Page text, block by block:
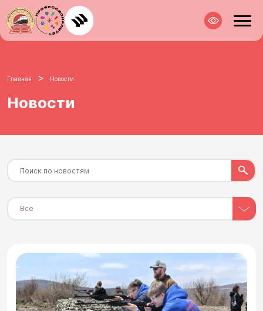
Главная > Новости
Новости
Все